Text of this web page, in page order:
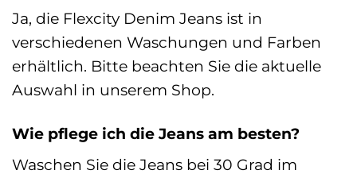
Ja, die Flexcity Denim Jeans ist in
verschiedenen Waschungen und Farben
erhältlich. Bitte beachten Sie die aktuelle
Auswahl in unserem Shop.
Wie pflege ich die Jeans am besten?
Waschen Sie die Jeans bei 30 Grad im